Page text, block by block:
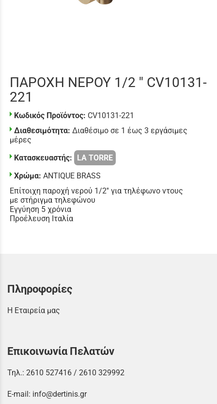
ΠΑΡΟΧΗ ΝΕΡΟΥ 1/2 '' CV10131-
221
Κωδικός Προϊόντος: CV10131-221
Διαθεσιμότητα: Διαθέσιμο σε 1 έως 3 εργάσιμες
μέρες
Κατασκευαστής:
LA TORRE
Χρώμα: ANTIQUE BRASS
Επίτοιχη παροχή νερού 1/2'' για τηλέφωνο ντους
με στήριγμα τηλεφώνου
Εγγύηση 5 χρόνια
Προέλευση Ιταλία
Πληροφορίες
Η Εταιρεία μας
Επικοινωνία Πελατών
Τηλ.: 2610 527416 / 2610 329992
E-mail: info@dertinis.gr